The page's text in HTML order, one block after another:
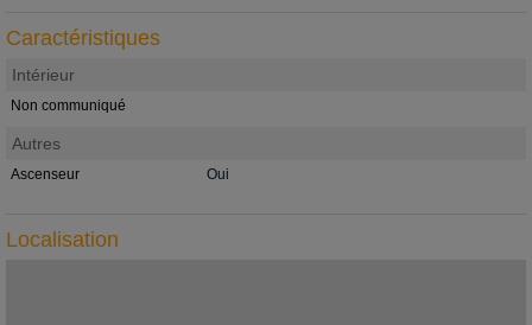
Caractéristiques
Intérieur
Non communiqué
Autres
Ascenseur Oui
Localisation